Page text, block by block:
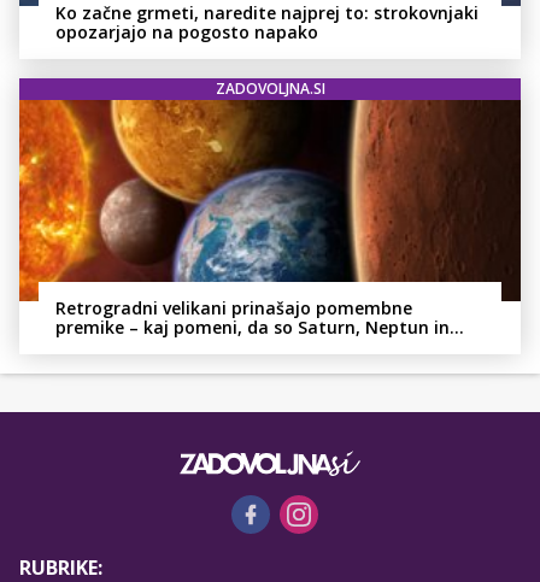
Ko začne grmeti, naredite najprej to: strokovnjaki
opozarjajo na pogosto napako
ZADOVOLJNA.SI
Retrogradni velikani prinašajo pomembne
premike – kaj pomeni, da so Saturn, Neptun in
RUBRIKE: